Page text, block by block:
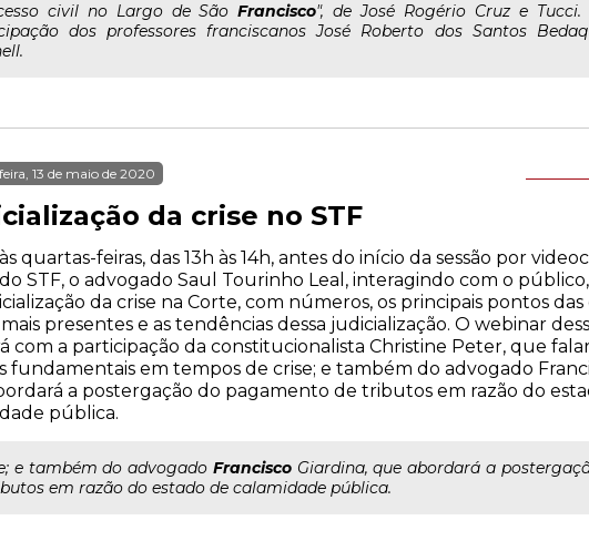
civil no Largo de SãoFrancisco", de José Rogério Cruz e
dos professores franciscanos José Roberto dos Santos
13 de maio de 2020
da crise no STF
quartas-feiras, das 13h às 14h, antes do início da sessão por
STF, o advogado Saul Tourinho Leal, interagindo com o
da crise na Corte, com números, os principais pontos das
presentes e as tendências dessa judicialização. O webinar
com a participação da constitucionalista Christine Peter, que
fundamentais em tempos de crise; e também do advogado
a postergação do pagamento de tributos em razão do
pública.
e também do advogado FranciscoGiardina, que abordará a
em razão do estado de calamidade pública.